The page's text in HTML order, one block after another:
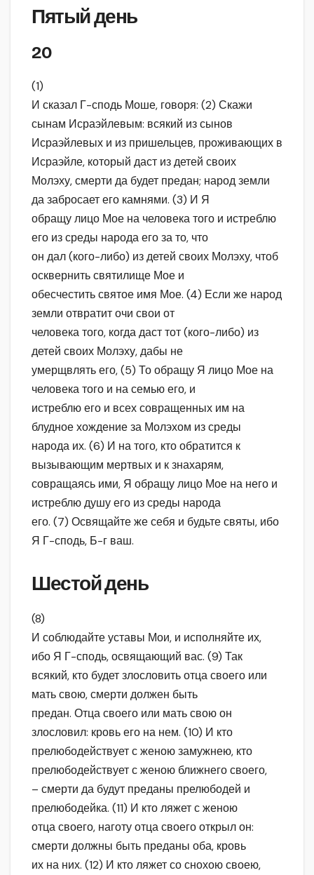
Пятый день
20
(1)
И сказал Г-сподь Моше, говоря: (2) Скажи
сынам Исраэйлевым: всякий из сынов
Исраэйлевых и из пришельцев, проживающих в
Исраэйле, который даст из детей своих
Молэху, смерти да будет предан; народ земли
да забросает его камнями. (3) И Я
обращу лицо Мое на человека того и истреблю
его из среды народа его за то, что
он дал (кого-либо) из детей своих Молэху, чтоб
осквернить святилище Мое и
обесчестить святое имя Мое. (4) Если же народ
земли отвратит очи свои от
человека того, когда даст тот (кого-либо) из
детей своих Молэху, дабы не
умерщвлять его, (5) То обращу Я лицо Мое на
человека того и на семью его, и
истреблю его и всех совращенных им на
блудное хождение за Молэхом из среды
народа их. (6) И на того, кто обратится к
вызывающим мертвых и к знахарям,
совращаясь ими, Я обращу лицо Мое на него и
истреблю душу его из среды народа
его. (7) Освящайте же себя и будьте святы, ибо
Я Г-сподь, Б-г ваш.
Шестой день
(8)
И соблюдайте уставы Мои, и исполняйте их,
ибо Я Г-сподь, освящающий вас. (9) Так
всякий, кто будет злословить отца своего или
мать свою, смерти должен быть
предан. Отца своего или мать свою он
злословил: кровь его на нем. (10) И кто
прелюбодействует с женою замужнею, кто
прелюбодействует с женою ближнего своего,
– смерти да будут преданы прелюбодей и
прелюбодейка. (11) И кто ляжет с женою
отца своего, наготу отца своего открыл он:
смерти должны быть преданы оба, кровь
их на них. (12) И кто ляжет со снохою своею,